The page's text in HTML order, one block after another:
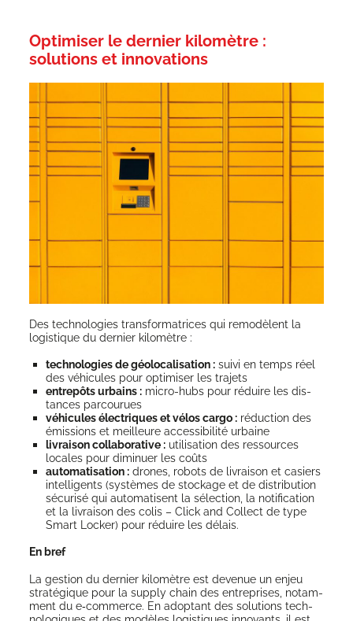
Optimiser le dernier kilomètre :
solutions et innovations
Des tech­no­lo­gies trans­for­ma­trices qui remo­dèlent la
logis­tique du der­nier kilomètre :
tech­no­lo­gies de géo­lo­ca­li­sa­tion : sui­vi en temps réel
des véhi­cules pour opti­mi­ser les trajets
entre­pôts urbains : micro-hubs pour réduire les dis­
tances parcourues
véhi­cules élec­triques et vélos car­go : réduc­tion des
émis­sions et meilleure acces­si­bi­li­té urbaine
livrai­son col­la­bo­ra­tive : uti­li­sa­tion des res­sources
locales pour dimi­nuer les coûts
auto­ma­ti­sa­tion : drones, robots de livrai­son et casiers
intel­li­gents (sys­tèmes de sto­ckage et de dis­tri­bu­tion
sécu­ri­sé qui auto­ma­tisent la sélec­tion, la noti­fi­ca­tion
et la livrai­son des colis – Click and Col­lect de type
Smart Locker) pour réduire les délais.
En bref
La ges­tion du der­nier kilo­mètre est deve­nue un enjeu
stra­té­gique pour la sup­ply chain des entre­prises, notam­
ment du e‑commerce. En adop­tant des solu­tions tech­